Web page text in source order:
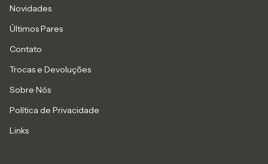
Novidades
Últimos Pares
Contato
Trocas e Devoluções
Sobre Nós
Política de Privacidade
Links